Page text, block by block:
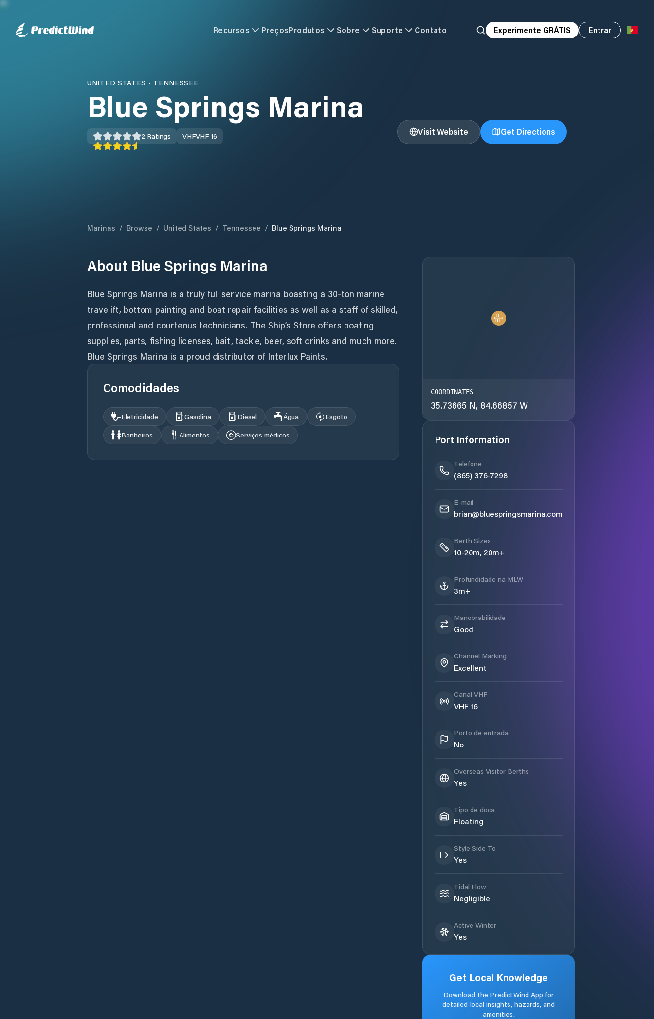
Recursos PreçosProdutos Sobre Suporte Contato Experimente GRÁTIS Entrar
UNITED STATES • TENNESSEE
Blue Springs Marina
2 Ratings VHFVHF 16 Visit Website Get Directions
Marinas / Browse / United States / Tennessee / Blue Springs Marina
About Blue Springs Marina
Blue Springs Marina is a truly full service marina boasting a 30-ton marine
travelift, bottom painting and boat repair facilities as well as a staff of skilled,
professional and courteous technicians. The Ship’s Store offers boating
supplies, parts, fishing licenses, bait, tackle, beer, soft drinks and much more.
Blue Springs Marina is a proud distributor of Interlux Paints.
Comodidades
Eletricidade Gasolina Diesel Água
Esgoto
Banheiros
Alimentos Serviços médicos
COORDINATES
35.73665 N, 84.66857 W
Port Information
Telefone
(865) 376-7298
E-mail
brian@bluespringsmarina.com
Berth Sizes
10-20m, 20m+
Profundidade na MLW
3m+
Manobrabilidade
Good
Channel Marking
Excellent
Canal VHF
VHF 16
Porto de entrada
No
Overseas Visitor Berths
Yes
Tipo de doca
Floating
Style Side To
Yes
Tidal Flow
Negligible
Active Winter
Yes
Get Local Knowledge
Download the PredictWind App for
detailed local insights, hazards, and
amenities.